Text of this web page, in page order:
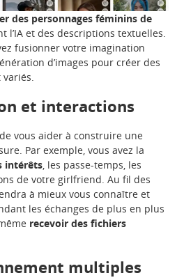
des personnages féminins de
l’IA et des descriptions textuelles.
fusionner votre imagination
d’images pour créer des
et interactions
vous aider à construire une
Par exemple, vous avez la
intérêts, les passe-temps, les
de votre girlfriend. Au fil des
à mieux vous connaître et
les échanges de plus en plus
recevoir des fichiers
multiples